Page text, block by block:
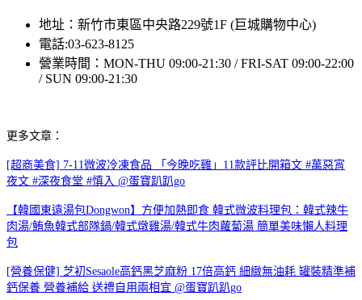
地址：新竹市東區中央路229號1F (巨城購物中心)
電話:03-623-8125
營業時間：MON-THU 09:00-21:30 / FRI-SAT 09:00-22:00
/ SUN 09:00-21:30
更多文章：
[超商美食] 7-11微波冷凍食品 「今晚吃雞」11款評比開箱文 #萬惡宵
夜文 #深夜食堂 #慎入 @蛋寶趴趴go
【韓國東遠湯包Dongwon】方便加熱即食 韓式微波料理包：韓式辣牛
肉湯/鮪魚韓式部隊鍋/韓式燉雞湯/韓式牛肉蘿蔔湯 簡單美味懶人料理
包
[營養保健] 芝初Sesaole高鈣黑芝麻粉 17倍高鈣 細緻無油耗 罐裝精準補
鈣保養 營養補給 送禮自用兩相宜 @蛋寶趴趴go